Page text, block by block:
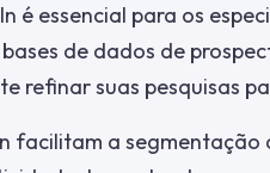
é essencial para os
de dados de
refinar suas pesquisas
facilitam a segmentação